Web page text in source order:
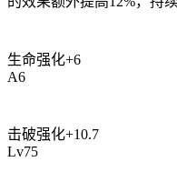
生命强化+6
A6
击破强化+10.7
Lv75